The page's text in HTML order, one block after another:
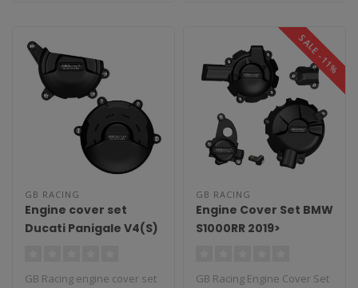
GB RACING
Engine cover set
Ducati Panigale V4(S)
GB Racing engine cover set
SALE -11%
GB RACING
Engine Cover Set BMW
S1000RR 2019>
GB Racing Engine Cover Set